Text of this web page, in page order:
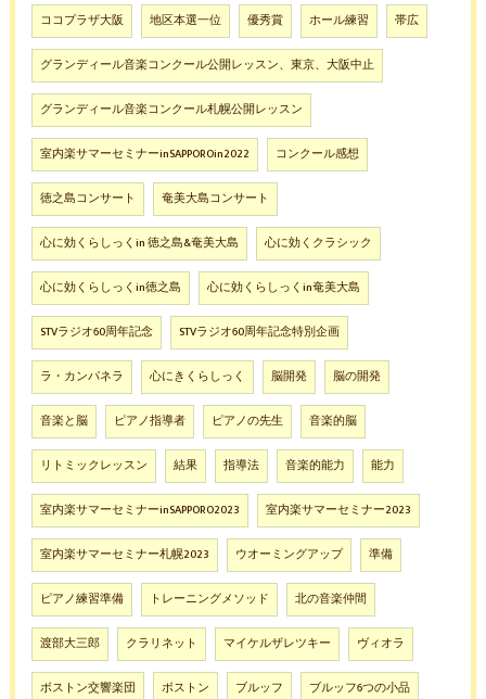
ココプラザ大阪 地区本選一位 優秀賞 ホール練習 帯広
グランディール音楽コンクール公開レッスン、東京、大阪中止
グランディール音楽コンクール札幌公開レッスン
室内楽サマーセミナーinSAPPOROin2022 コンクール感想
徳之島コンサート 奄美大島コンサート
心に効くらしっくin 徳之島&奄美大島 心に効くクラシック
心に効くらしっくin徳之島 心に効くらしっくin奄美大島
STVラジオ60周年記念 STVラジオ60周年記念特別企画
ラ・カンパネラ 心にきくらしっく 脳開発 脳の開発
音楽と脳 ピアノ指導者 ピアノの先生 音楽的脳
リトミックレッスン 結果 指導法 音楽的能力 能力
室内楽サマーセミナーinSAPPORO2023 室内楽サマーセミナー2023
室内楽サマーセミナー札幌2023 ウオーミングアップ 準備
ピアノ練習準備 トレーニングメソッド 北の音楽仲間
渡部大三郎 クラリネット マイケルザレツキー ヴィオラ
ボストン交響楽団 ボストン ブルッフ ブルッフ6つの小品